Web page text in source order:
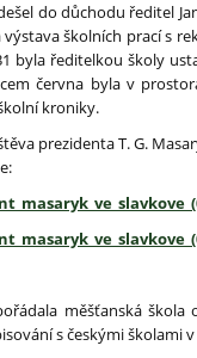
do důchodu ředitel
školních prací s
byla ředitelkou školy
června byla v
kroniky.
prezidenta T. G.
měšťanská
s českými školami